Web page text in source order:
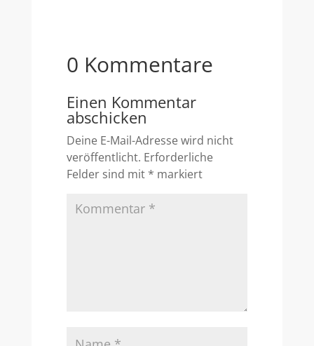
0 Kommentare
Einen Kommentar
abschicken
Deine E-Mail-Adresse wird nicht
veröffentlicht. Erforderliche
Felder sind mit * markiert